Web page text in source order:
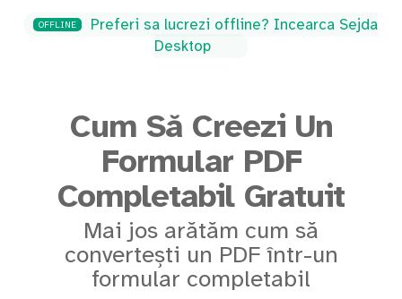
OFFLINE
Preferi sa lucrezi offline? Incearca Sejda
Desktop
Cum Să Creezi Un
Formular PDF
Completabil Gratuit
Mai jos arătăm cum să
convertești un PDF într-un
formular completabil